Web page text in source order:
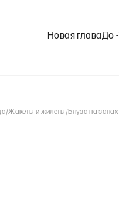
Новая главаДо
/Жакеты и жилеты /Блуза на